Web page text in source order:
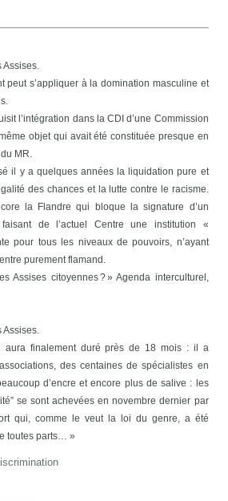
peut s’appliquer à la domination masculine et
l’intégration dans la CDI d’une Commission
objet qui avait été constituée presque en
MR.
il y a quelques années la liquidation pure et
des chances et la lutte contre le racisme.
la Flandre qui bloque la signature d’un
de l’actuel Centre une institution «
pour tous les niveaux de pouvoirs, n’ayant
purement flamand.
Assises citoyennes ? » Agenda interculturel,
aura finalement duré près de 18 mois : il a
des centaines de spécialistes en
d’encre et encore plus de salive : les
se sont achevées en novembre dernier par
qui, comme le veut la loi du genre, a été
toutes parts… »